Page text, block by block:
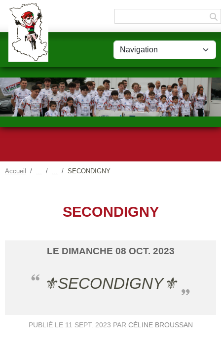
Accueil SECONDIGNY
SECONDIGNY
LE DIMANCHE 08 OCT. 2023
⚜️SECONDIGNY⚜️
PUBLIÉ LE 11 SEPT. 2023 PAR CÉLINE BROUSSAN
Panneau de gestion des cookies